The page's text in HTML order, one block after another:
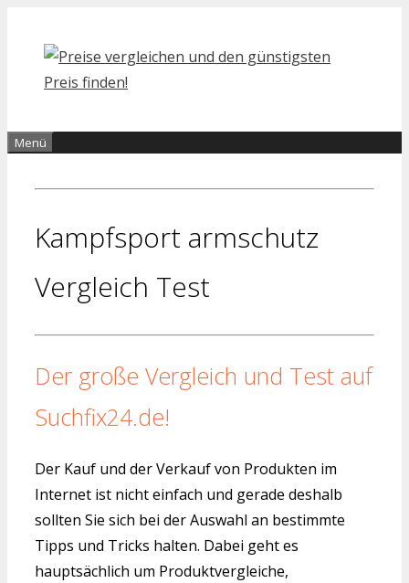
Inhalt
springen
Menü
Kampfsport armschutz
Vergleich Test
Der große Vergleich und Test auf
Suchfix24.de!
Der Kauf und der Verkauf von Produkten im
Internet ist nicht einfach und gerade deshalb
sollten Sie sich bei der Auswahl an bestimmte
Tipps und Tricks halten. Dabei geht es
hauptsächlich um Produktvergleiche,